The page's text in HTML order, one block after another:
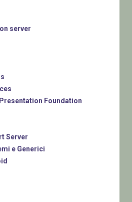
server
Foundation
Server
e Generici